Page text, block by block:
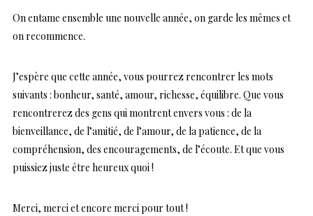
On entame ensemble une nouvelle année, on garde les mêmes et
on recommence.
J’espère que cette année, vous pourrez rencontrer les mots
suivants : bonheur, santé, amour, richesse, équilibre. Que vous
rencontrerez des gens qui montrent envers vous : de la
bienveillance, de l’amitié, de l’amour, de la patience, de la
compréhension, des encouragements, de l’écoute. Et que vous
puissiez juste être heureux quoi !
Merci, merci et encore merci pour tout !